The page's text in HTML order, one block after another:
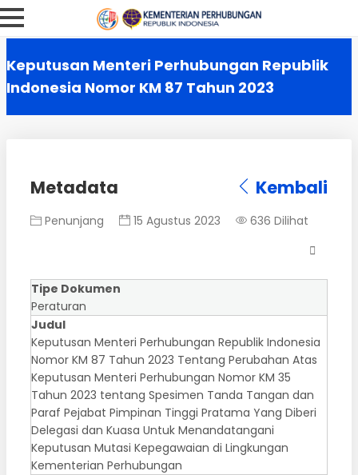
Keputusan Menteri Perhubungan Republik
Indonesia Nomor KM 87 Tahun 2023
Metadata Kembali
Penunjang 15 Agustus 2023 636 Dilihat
Tipe Dokumen
Peraturan
Judul
Keputusan Menteri Perhubungan Republik Indonesia
Nomor KM 87 Tahun 2023 Tentang Perubahan Atas
Keputusan Menteri Perhubungan Nomor KM 35
Tahun 2023 tentang Spesimen Tanda Tangan dan
Paraf Pejabat Pimpinan Tinggi Pratama Yang Diberi
Delegasi dan Kuasa Untuk Menandatangani
Keputusan Mutasi Kepegawaian di Lingkungan
Kementerian Perhubungan